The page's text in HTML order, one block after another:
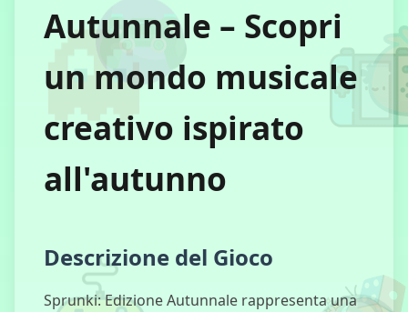
Effetti
Collaterali
Chicken
Jockey Clicker
Autunnale – Scopri
un mondo musicale
creativo ispirato
all'autunno
Descrizione del Gioco
Sprunki: Edizione Autunnale rappresenta una